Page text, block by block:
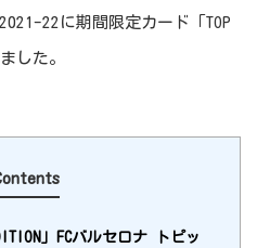
22に期間限定カード「TOP
した。
」FCバルセロナ トピッ